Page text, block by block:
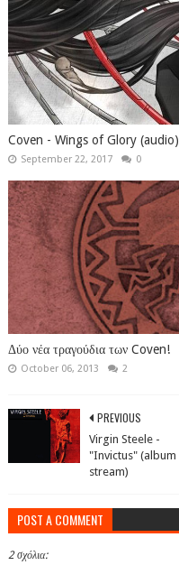
Coven - Wings of Glory (audio)
September 22, 2017 0
Δύο νέα τραγούδια των Coven!
October 06, 2013 2
PREVIOUS
Virgin Steele -
"Invictus" (album
stream)
POST A COMMENT
2 σχόλια: